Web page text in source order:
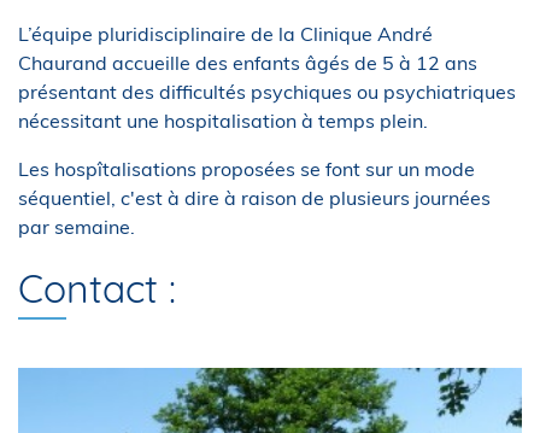
L’équipe pluridisciplinaire de la Clinique André
Chaurand accueille des enfants âgés de 5 à 12 ans
présentant des difficultés psychiques ou psychiatriques
nécessitant une hospitalisation à temps plein.
Les hospîtalisations proposées se font sur un mode
séquentiel, c'est à dire à raison de plusieurs journées
par semaine.
Contact :